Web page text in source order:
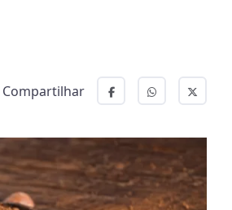
Compartilhar